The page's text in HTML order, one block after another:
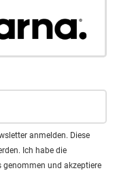
anmelden. Diese
Ich habe die
genommen und akzeptiere